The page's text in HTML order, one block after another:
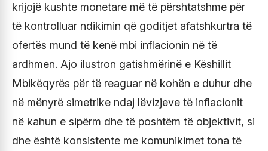
krijojë kushte monetare më të përshtatshme për
të kontrolluar ndikimin që goditjet afatshkurtra të
ofertës mund të kenë mbi inflacionin në të
ardhmen. Ajo ilustron gatishmërinë e Këshillit
Mbikëqyrës për të reaguar në kohën e duhur dhe
në mënyrë simetrike ndaj lëvizjeve të inflacionit
në kahun e sipërm dhe të poshtëm të objektivit, si
dhe është konsistente me komunikimet tona të